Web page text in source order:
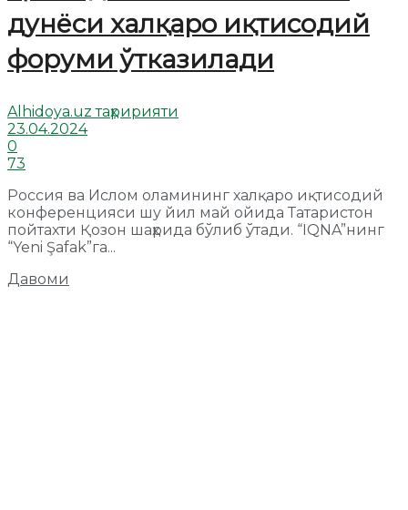
дунёси халқаро иқтисодий
форуми ўтказилади
Alhidoya.uz таҳририяти
23.04.2024
0
73
Россия ва Ислом оламининг халқаро иқтисодий
конференцияси шу йил май ойида Татаристон
пойтахти Қозон шаҳрида бўлиб ўтади. “IQNA”нинг
“Yeni Şafak”га...
Давоми